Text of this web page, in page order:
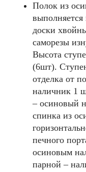
Полок из
выполняется
доски
саморезы
Высота
(6шт).
отделка от
наличник 1
– осиновый
спинка из
печного
осиновым
парной –